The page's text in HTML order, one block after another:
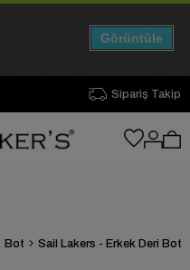
Sipariş Takip
Bot Sail Lakers - Erkek Deri Bot
Görüntüle